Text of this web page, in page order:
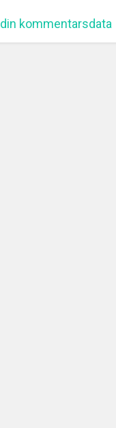
kommentarsdata